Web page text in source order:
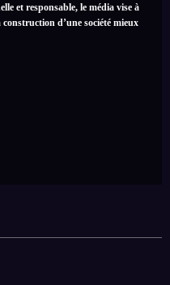
et responsable, le média vise à
d’une société mieux